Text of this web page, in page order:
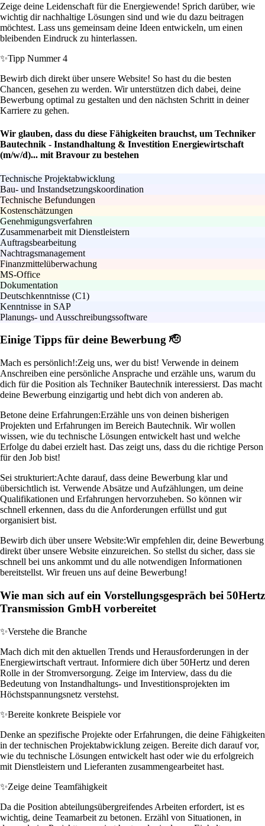
Zeige deine Leidenschaft für die Energiewende! Sprich darüber, wie
wichtig dir nachhaltige Lösungen sind und wie du dazu beitragen
möchtest. Lass uns gemeinsam deine Ideen entwickeln, um einen
bleibenden Eindruck zu hinterlassen.
✨Tipp Nummer 4
Bewirb dich direkt über unsere Website! So hast du die besten
Chancen, gesehen zu werden. Wir unterstützen dich dabei, deine
Bewerbung optimal zu gestalten und den nächsten Schritt in deiner
Karriere zu gehen.
Wir glauben, dass du diese Fähigkeiten brauchst, um Techniker
Bautechnik - Instandhaltung & Investition Energiewirtschaft
(m/w/d)... mit Bravour zu bestehen
Technische Projektabwicklung
Bau- und Instandsetzungskoordination
Technische Befundungen
Kostenschätzungen
Genehmigungsverfahren
Zusammenarbeit mit Dienstleistern
Auftragsbearbeitung
Nachtragsmanagement
Finanzmittelüberwachung
MS-Office
Dokumentation
Deutschkenntnisse (C1)
Kenntnisse in SAP
Planungs- und Ausschreibungssoftware
Einige Tipps für deine Bewerbung 🫡
Mach es persönlich!:Zeig uns, wer du bist! Verwende in deinem
Anschreiben eine persönliche Ansprache und erzähle uns, warum du
dich für die Position als Techniker Bautechnik interessierst. Das macht
deine Bewerbung einzigartig und hebt dich von anderen ab.
Betone deine Erfahrungen:Erzähle uns von deinen bisherigen
Projekten und Erfahrungen im Bereich Bautechnik. Wir wollen
wissen, wie du technische Lösungen entwickelt hast und welche
Erfolge du dabei erzielt hast. Das zeigt uns, dass du die richtige Person
für den Job bist!
Sei strukturiert:Achte darauf, dass deine Bewerbung klar und
übersichtlich ist. Verwende Absätze und Aufzählungen, um deine
Qualifikationen und Erfahrungen hervorzuheben. So können wir
schnell erkennen, dass du die Anforderungen erfüllst und gut
organisiert bist.
Bewirb dich über unsere Website:Wir empfehlen dir, deine Bewerbung
direkt über unsere Website einzureichen. So stellst du sicher, dass sie
schnell bei uns ankommt und du alle notwendigen Informationen
bereitstellst. Wir freuen uns auf deine Bewerbung!
Wie man sich auf ein Vorstellungsgespräch bei 50Hertz
Transmission GmbH vorbereitet
✨Verstehe die Branche
Mach dich mit den aktuellen Trends und Herausforderungen in der
Energiewirtschaft vertraut. Informiere dich über 50Hertz und deren
Rolle in der Stromversorgung. Zeige im Interview, dass du die
Bedeutung von Instandhaltungs- und Investitionsprojekten im
Höchstspannungsnetz verstehst.
✨Bereite konkrete Beispiele vor
Denke an spezifische Projekte oder Erfahrungen, die deine Fähigkeiten
in der technischen Projektabwicklung zeigen. Bereite dich darauf vor,
wie du technische Lösungen entwickelt hast oder wie du erfolgreich
mit Dienstleistern und Lieferanten zusammengearbeitet hast.
✨Zeige deine Teamfähigkeit
Da die Position abteilungsübergreifendes Arbeiten erfordert, ist es
wichtig, deine Teamarbeit zu betonen. Erzähl von Situationen, in